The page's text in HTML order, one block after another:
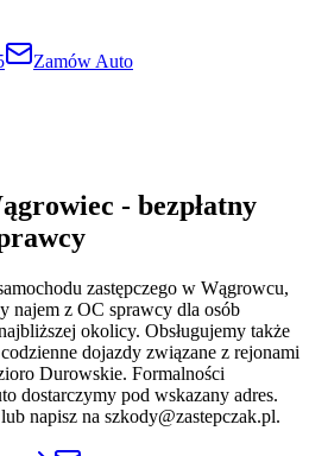
Zamów Auto
- bezpłatny
zastępczego w Wągrowcu,
najem z OC sprawcy dla osób
okolicy. Obsługujemy także
dojazdy związane z rejonami
Durowskie. Formalności
dostarczymy pod wskazany adres.
napisz na szkody@zastepczak.pl.